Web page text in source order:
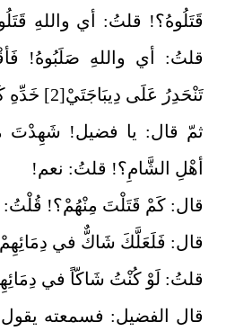
قَتَلُوهُ؟! قلتُ: أي واللهِ
قلتُ: أي واللهِ صَلَبُوهُ!
تَنْحَدِرُ عَلَى دِيبَاجَتَيْ‏[2]
خَدِّهِ
ثمّ قال: يا فضيل! شَهِدْتَ
أهْلِ الشَّامِ؟! قلتُ: نعم!
قال: كَمْ قَتَلْتَ مِنْهُمْ؟!
قال: فَلَعَلَّكَ شَاكٌّ في
قلتُ: لَوْ كُنْتُ شَاكّاً في
قال الفضيل: فسمعته